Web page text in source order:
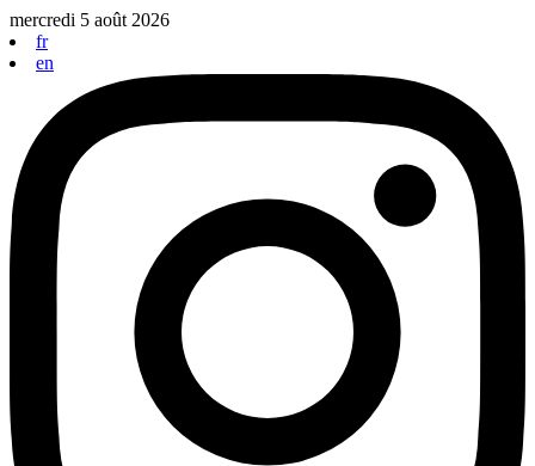
Aller
au
contenu
mercredi 5 août 2026
fr
en